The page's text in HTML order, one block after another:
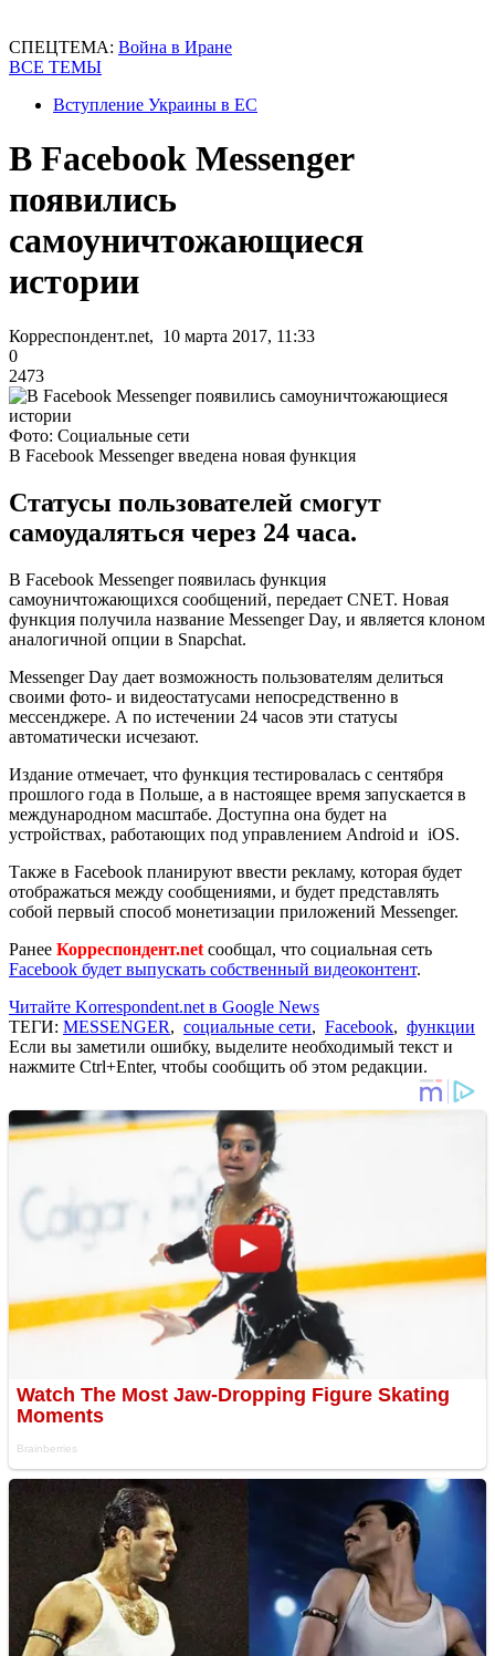
СПЕЦТЕМА: Война в Иране
ВСЕ ТЕМЫ
Вступление Украины в ЕС
В Facebook Messenger
появились
самоуничтожающиеся
истории
Корреспондент.net, 10 марта 2017, 11:33
0
2473
Фото: Социальные сети
В Facebook Messenger введена новая функция
Статусы пользователей смогут
самоудаляться через 24 часа.
В Facebook Messenger появилась функция
самоуничтожающихся сообщений, передает CNET. Новая
функция получила название Messenger Day, и является клоном
аналогичной опции в Snapchat.
Messenger Day дает возможность пользователям делиться
своими фото- и видеостатусами непосредственно в
мессенджере. А по истечении 24 часов эти статусы
автоматически исчезают.
Издание отмечает, что функция тестировалась с сентября
прошлого года в Польше, а в настоящее время запускается в
международном масштабе. Доступна она будет на
устройствах, работающих под управлением Android и iOS.
Также в Facebook планируют ввести рекламу, которая будет
отображаться между сообщениями, и будет представлять
собой первый способ монетизации приложений Messenger.
Ранее Корреспондент.net сообщал, что социальная сеть
Facebook будет выпускать собственный видеоконтент.
Читайте Korrespondent.net в Google News
ТЕГИ: MESSENGER, социальные сети, Facebook, функции
Если вы заметили ошибку, выделите необходимый текст и
нажмите Ctrl+Enter, чтобы сообщить об этом редакции.